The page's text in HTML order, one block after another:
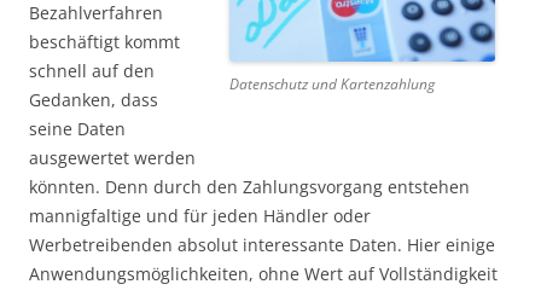
Datenschutz und Kartenzahlung
Bezahlverfahren
beschäftigt kommt
schnell auf den
Gedanken, dass
seine Daten
ausgewertet werden
könnten. Denn durch den Zahlungsvorgang entstehen
mannigfaltige und für jeden Händler oder
Werbetreibenden absolut interessante Daten. Hier einige
Anwendungsmöglichkeiten, ohne Wert auf Vollständigkeit